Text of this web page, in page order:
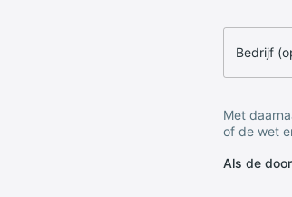
Bedrijf
Met
of de wet
Als de